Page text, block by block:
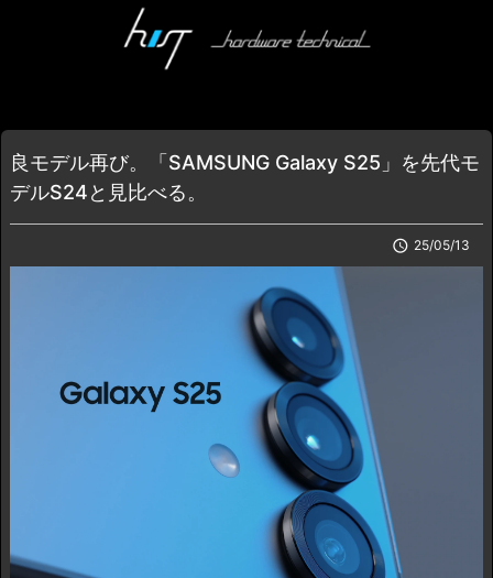
良モデル再び。「SAMSUNG Galaxy S25」を先代モ
デルS24と見比べる。
 25/05/13